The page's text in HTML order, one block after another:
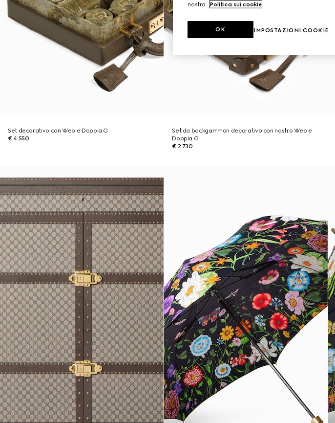
Set decorativo con Web e Doppia G
€ 4.550
Set da backgammon decorativo con nastro Web e
Doppia G
€ 2.730
nostra
Politica sui cookie.
IMPOSTAZIONI COOKIE
OK